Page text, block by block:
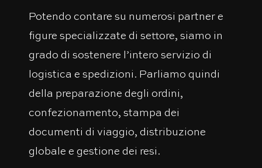
Potendo contare su numerosi partner e
figure specializzate di settore, siamo in
grado di sostenere l’intero servizio di
logistica e spedizioni. Parliamo quindi
della preparazione degli ordini,
confezionamento, stampa dei
documenti di viaggio, distribuzione
globale e gestione dei resi.